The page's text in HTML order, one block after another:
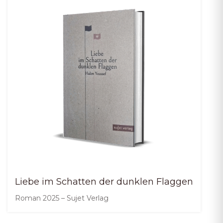
Liebe im Schatten der dunklen Flaggen
Roman 2025 – Sujet Verlag